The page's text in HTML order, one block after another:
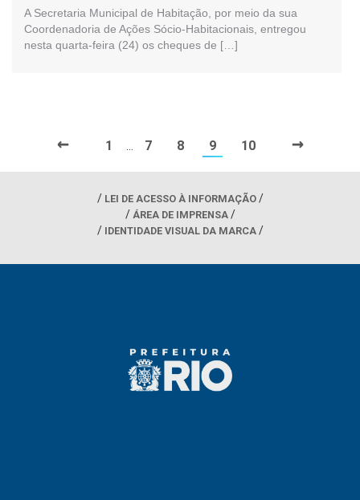
A Secretaria Municipal de Habitação, por meio da sua
Coordenadoria de Ações Sócio-Habitacionais, entregou
nesta quarta-feira (24) os cheques de […]
← 1 … 7 8 9 10 →
LEI DE ACESSO À INFORMAÇÃO
ÁREA DE IMPRENSA
IDENTIDADE VISUAL DA MARCA